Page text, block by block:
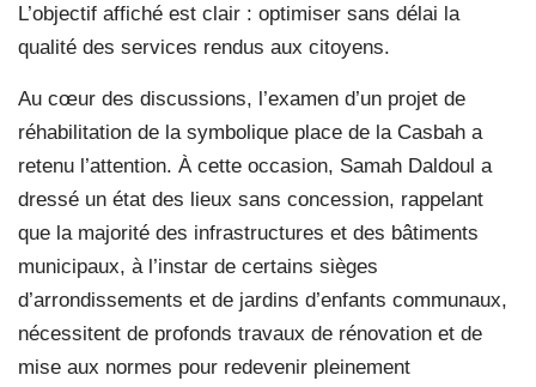
L’objectif affiché est clair : optimiser sans délai la
qualité des services rendus aux citoyens.
Au cœur des discussions, l’examen d’un projet de
réhabilitation de la symbolique place de la Casbah a
retenu l’attention. À cette occasion, Samah Daldoul a
dressé un état des lieux sans concession, rappelant
que la majorité des infrastructures et des bâtiments
municipaux, à l’instar de certains sièges
d’arrondissements et de jardins d’enfants communaux,
nécessitent de profonds travaux de rénovation et de
mise aux normes pour redevenir pleinement